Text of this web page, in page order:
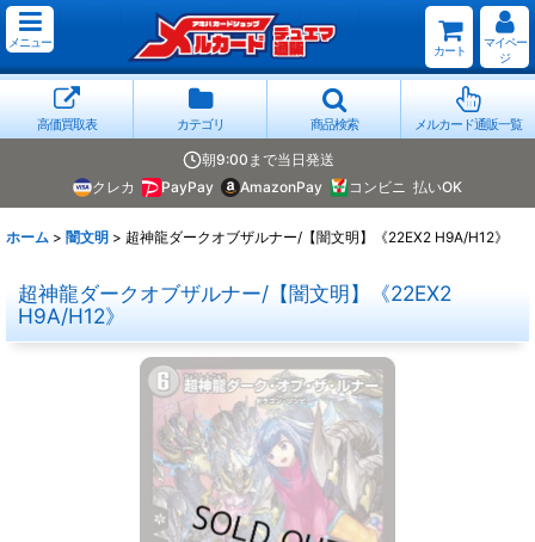
メニュー
カート
マイペー
ジ
高価買取表 カテゴリ 商品検索 メルカード通販一覧
朝9:00まで当日発送
クレカ
PayPay AmazonPay コンビニ 払いOK
ホーム > 闇文明 > 超神龍ダークオブザルナー/【闇文明】《22EX2 H9A/H12》
超神龍ダークオブザルナー/【闇文明】《22EX2
H9A/H12》